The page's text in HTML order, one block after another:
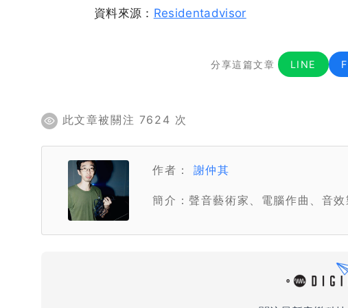
資料來源： Residentadvisor
分享這篇文章 LINE
此文章被關注 7624 次
作者： 謝仲其
簡介：聲音藝術家、電腦作曲、音